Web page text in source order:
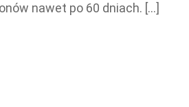
nawet po 60 dniach. […]